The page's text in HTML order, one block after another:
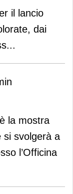
il lancio
dai
...
la mostra
si svolgerà a
l’Officina